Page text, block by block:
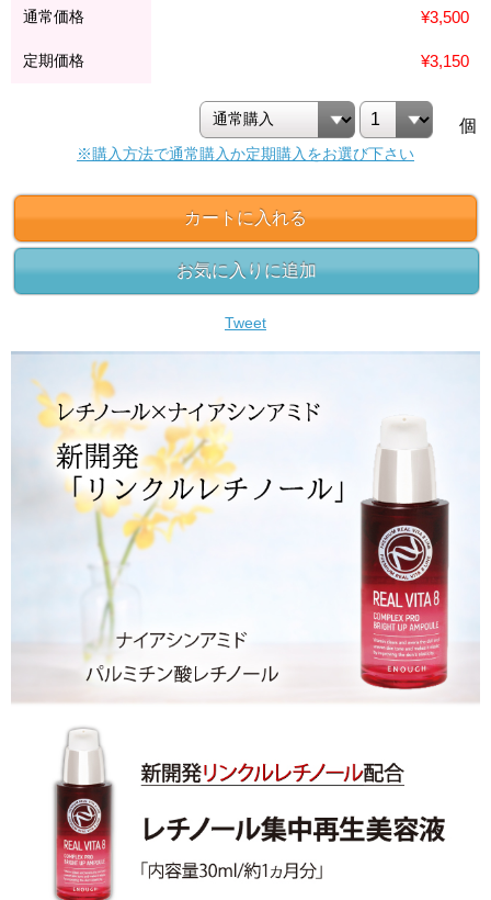
通常価格 ¥3,500
定期価格 ¥3,150
個
※購入方法で通常購入か定期購入をお選び下さい
カートに入れる
お気に入りに追加
Tweet